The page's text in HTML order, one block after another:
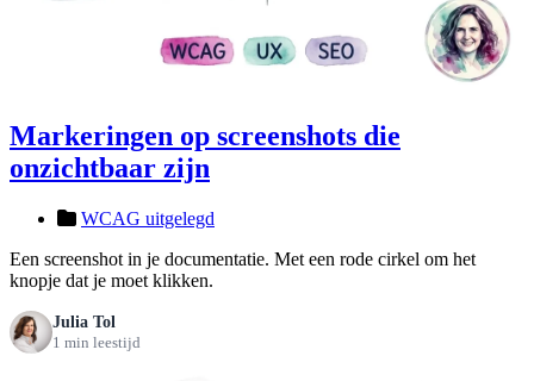
Markeringen op screenshots die
onzichtbaar zijn
WCAG uitgelegd
Een screenshot in je documentatie. Met een rode cirkel om het
knopje dat je moet klikken.
Julia Tol
1 min leestijd